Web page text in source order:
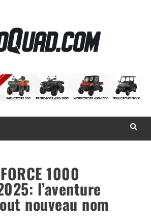
InfoQuad.com
1000
l’aventure
nouveau nom